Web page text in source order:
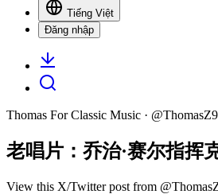
Tiếng Việt
Đăng nhập
Thomas For Classic Music · @
老唱片：乔治·赛尔指挥
View this X/Twitter post from